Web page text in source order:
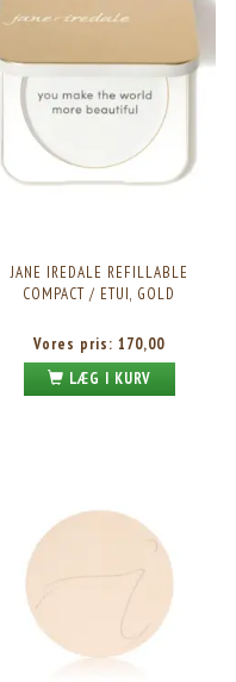
JANE IREDALE REFILLABLE
COMPACT / ETUI, GOLD
Vores pris:170,00
LÆG I KURV